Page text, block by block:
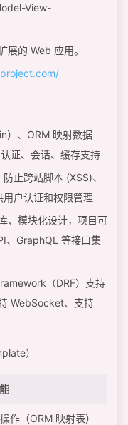
View-
展的 Web 应用。
）、ORM 映射数据
证、会话、缓存支持
止跨站脚本 (XSS)、
户认证和权限管理
、模块化设计，项目可
、GraphQL 等接口集
（DRF）支持
WebSocket、支持
）
作（ORM 映射表）